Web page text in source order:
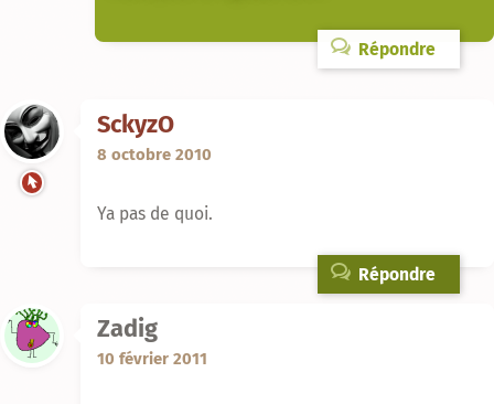
Répondre
SckyzO
8 octobre 2010
Ya pas de quoi.
Répondre
Zadig
10 février 2011